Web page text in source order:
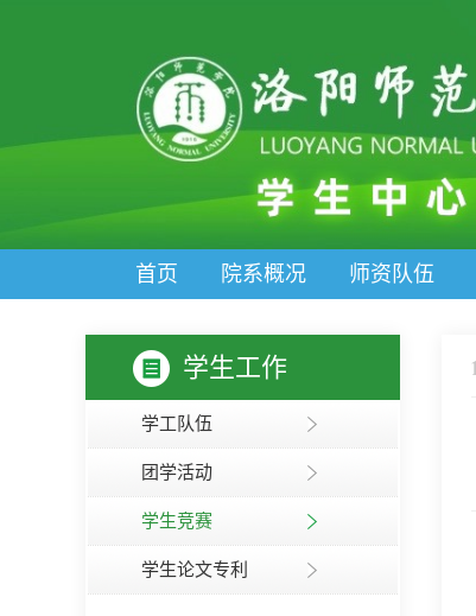
首页 院系概况 师资队伍
学生工作
学工队伍
团学活动
学生竞赛
学生论文专利